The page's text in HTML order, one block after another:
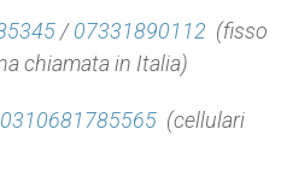
/07331890112 (fisso
chiamata in Italia)
(cellulari